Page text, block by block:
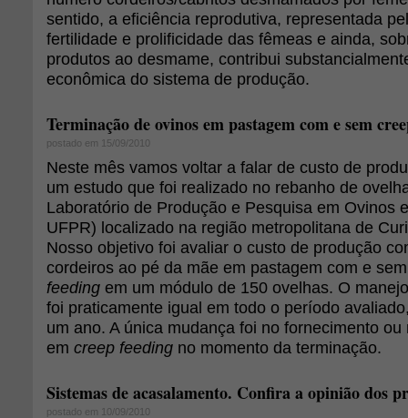
sentido, a eficiência reprodutiva, representada
fertilidade e prolificidade das fêmeas e ainda,
produtos ao desmame, contribui
econômica do sistema de produção.
Terminação de ovinos em pastagem com e sem
postado em 15/09/2010
Neste mês vamos voltar a falar de custo de
um estudo que foi realizado no rebanho de
Laboratório de Produção e Pesquisa em Ovinos
UFPR) localizado na região metropolitana de
Nosso objetivo foi avaliar o custo de produção
cordeiros ao pé da mãe em pastagem com e
feeding em um módulo de 150 ovelhas. O
foi praticamente igual em todo o período
um ano. A única mudança foi no fornecimento
em creep feeding no momento da terminação.
Sistemas de acasalamento. Confira a opinião dos
postado em 10/09/2010